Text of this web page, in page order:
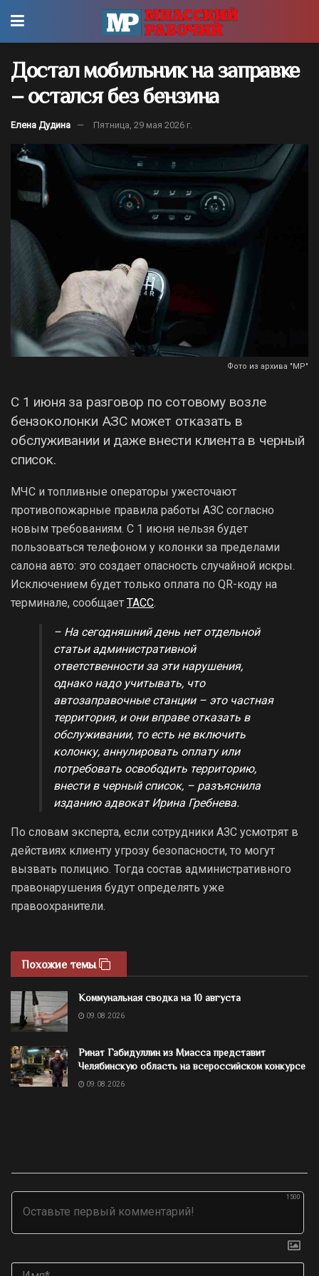
Достал мобильник на заправке
– остался без бензина
Елена Дудина Пятница, 29 мая 2026 г.
Фото из архива "МР"
С 1 июня за разговор по сотовому возле
бензоколонки АЗС может отказать в
обслуживании и даже внести клиента в черный
список.
МЧС и топливные операторы ужесточают
противопожарные правила работы АЗС согласно
новым требованиям. С 1 июня нельзя будет
пользоваться телефоном у колонки за пределами
салона авто: это создает опасность случайной искры.
Исключением будет только оплата по QR-коду на
терминале, сообщает ТАСС.
– На сегодняшний день нет отдельной
статьи административной
ответственности за эти нарушения,
однако надо учитывать, что
автозаправочные станции – это частная
территория, и они вправе отказать в
обслуживании, то есть не включить
колонку, аннулировать оплату или
потребовать освободить территорию,
внести в черный список, – разъяснила
изданию адвокат Ирина Гребнева.
По словам эксперта, если сотрудники АЗС усмотрят в
действиях клиенту угрозу безопасности, то могут
вызвать полицию. Тогда состав административного
правонарушения будут определять уже
правоохранители.
Похожие темы
Коммунальная сводка на 10 августа
09.08.2026
Ринат Габидуллин из Миасса представит
Челябинскую область на всероссийском конкурсе
09.08.2026
1500